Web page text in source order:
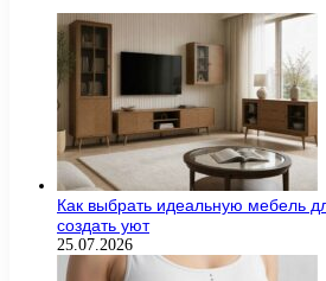
Как выбрать идеальную мебель
создать уют
25.07.2026